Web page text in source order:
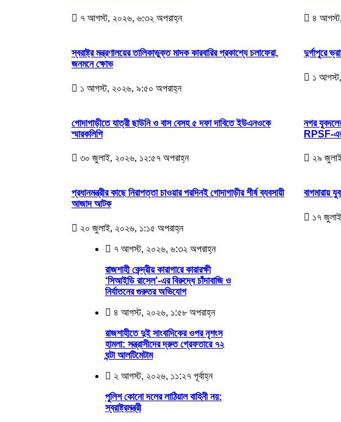
৭ আগস্ট, ২০২৬, ৬:৩২ অপরাহ্ন ৪
স্বরাষ্ট্র মন্ত্রণালয়ের তালিকাভুক্ত মাদক কারবারির প্রকাশ্যে চলাফেরা,
জনমনে ক্ষোভ
১ আগস্ট, ২০২৬, ৯:৫০ অপরাহ্ন
দুর্গাপুরে
১
গোদাগাড়ীতে যাত্রী ছাউনি ও বাস বেসহ ৫ দফা দাবিতে ইউএনওকে
স্মারকলিপি
৩০ জুলাই, ২০২৬, ১২:৫৭ অপরাহ্ন
নগর
RPSF-এর
২৯
প্রধানমন্ত্রীর কাছে নিরাপত্তা চাওয়ার পরদিনই গোদাগাড়ীর শীর্ষ ব্যবসায়ী
আজাদ আটক
২০ জুলাই, ২০২৬, ১:১৫ অপরাহ্ন
বাগমারায়
১৭
৭ আগস্ট, ২০২৬, ৬:৩২ অপরাহ্ন
রাজশাহী কেন্দ্রীয় কারাগারে কারারক্ষী
‘সিআইডি রাসেল’-এর বিরুদ্ধে চাঁদাবাজি ও
নির্যাতনের গুরুতর অভিযোগ
৪ আগস্ট, ২০২৬, ১:৫৮ অপরাহ্ন
রাজশাহীতে দুই সাংবাদিকের ওপর নৃশংস
হামলা: সন্ত্রাসীদের দ্রুত গ্রেফতারে ৭২
ঘন্টা আলটিমেটাম
২ আগস্ট, ২০২৬, ১১:২৭ পূর্বাহ্ন
পুলিশ কোনো দলের লাঠিয়াল বাহিনী নয়:
স্বরাষ্ট্রমন্ত্রী